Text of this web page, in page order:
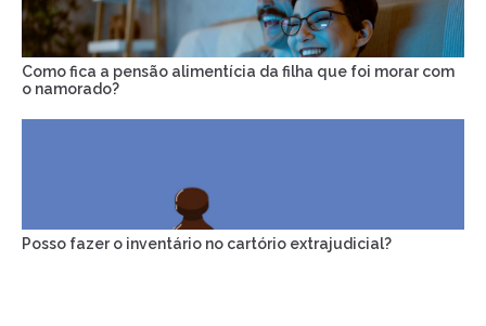
Como fica a pensão alimentícia da filha que foi morar com
o namorado?
Posso fazer o inventário no cartório extrajudicial?